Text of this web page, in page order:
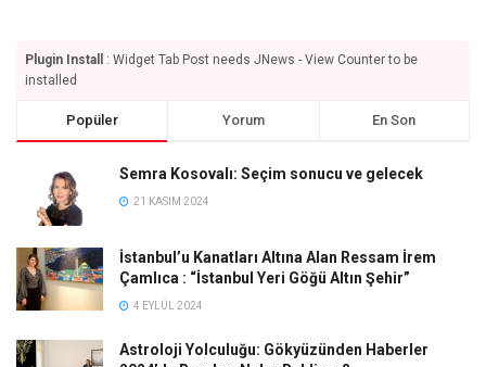
Plugin Install
: Widget Tab Post needs JNews - View Counter to be
installed
Popüler Yorum En Son
Semra Kosovalı: Seçim sonucu ve gelecek
21 KASIM 2024
İstanbul’u Kanatları Altına Alan Ressam İrem
Çamlıca : “İstanbul Yeri Göğü Altın Şehir”
4 EYLÜL 2024
Astroloji Yolculuğu: Gökyüzünden Haberler